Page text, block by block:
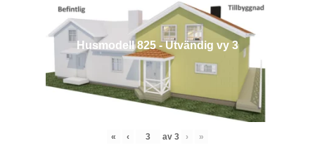
Husmodell 825 - Utvändig vy 3
« ‹ av 3 › »